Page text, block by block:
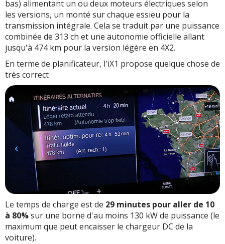
bas) alimentant un ou deux moteurs électriques selon
les versions, un monté sur chaque essieu pour la
transmission intégrale. Cela se traduit par une puissance
combinée de 313 ch et une autonomie officielle allant
jusqu'à 474 km pour la version légère en 4X2.
En terme de planificateur, l'iX1 propose quelque chose de
très correct
Le temps de charge est de 29 minutes pour aller de 10
à 80%sur une borne d'au moins 130 kW de puissance (le
maximum que peut encaisser le chargeur DC de la
voiture).